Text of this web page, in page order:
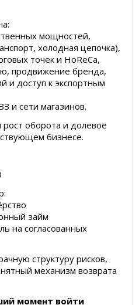
мощностей,
холодная цепочка),
точек и HoReCa,
продвижение бренда,
и доступ к экспортным
и сети магазинов.
оборота и долевое
бизнесе.
займ
на согласованных
структуру рисков,
механизм возврата
момент войти